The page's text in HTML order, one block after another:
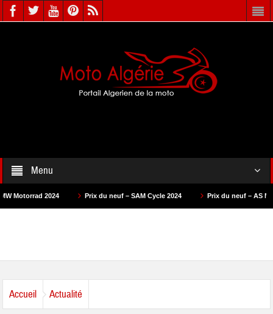
Menu
Prix du neuf – SAM Cycle 2024 Prix du neuf – AS Motors 2024
Accueil Actualité